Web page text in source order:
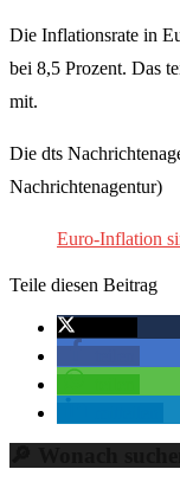
Die Inflationsrate in
bei 8,5 Prozent. Das
mit.
Die dts
Nachrichtenagentur)
Euro-Inflation
Teile diesen Beitrag